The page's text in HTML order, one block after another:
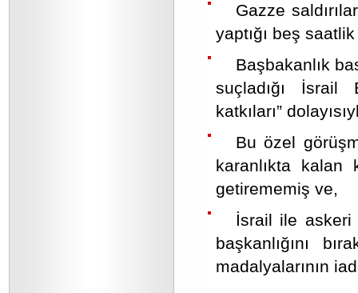
Gazze
yaptığı beş
Başbakanlık
suçladığı İsrail
katkıları”
Bu özel
karanlıkta kalan
getirememiş ve,
İsrail ile askeri
başkanlığını
madalyalarının